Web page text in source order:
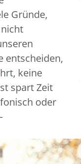
Gründe,
entscheiden,
keine
spart Zeit
oder